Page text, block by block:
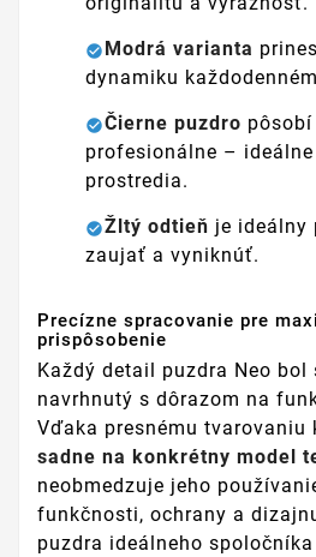
Modrá varianta
dynamiku
Čierne puzdro
profesionálne –
prostredia.
Žltý odtieň je ideálny
zaujať a vyniknúť.
Precízne spracovanie pre
prispôsobenie
Každý detail puzdra Neo
navrhnutý s dôrazom na
Vďaka presnému tvarovaniu
sadne na konkrétny model
neobmedzuje jeho
funkčnosti, ochrany a
puzdra ideálneho